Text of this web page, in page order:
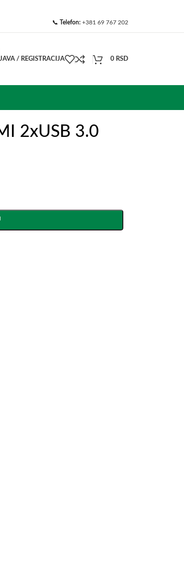
📞 Telefon: +381 69 767 202
/ REGISTRACIJA 0 RSD
2xUSB 3.0